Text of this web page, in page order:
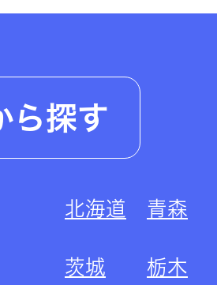
ら探す
北海道 青森
茨城 栃木